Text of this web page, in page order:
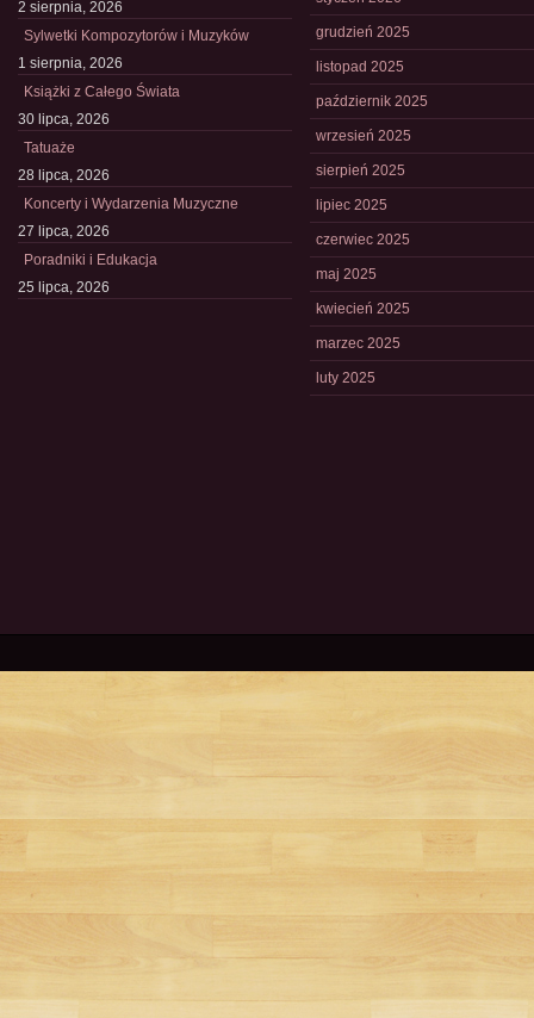
2 sierpnia, 2026
Sylwetki Kompozytorów i Muzyków
1 sierpnia, 2026
Książki z Całego Świata
30 lipca, 2026
Tatuaże
28 lipca, 2026
Koncerty i Wydarzenia Muzyczne
27 lipca, 2026
Poradniki i Edukacja
25 lipca, 2026
grudzień 2025
listopad 2025
październik 2025
wrzesień 2025
sierpień 2025
lipiec 2025
czerwiec 2025
maj 2025
kwiecień 2025
marzec 2025
luty 2025